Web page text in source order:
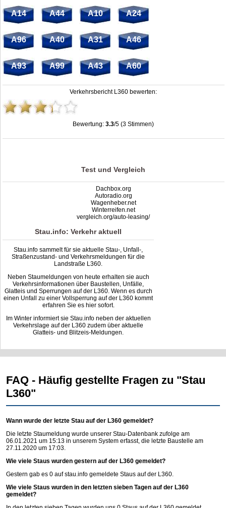
A14 A44 A10 A24
A96 A40 A31 A46
A93 A99 A43 A60
Verkehrsbericht L360 bewerten:
Bewertung:3.3/5 (3 Stimmen)
Stau L360: Unfälle, Sperrung & Baustellen | Staumelder L360 ,3.3out of5based
Test und Vergleich
Dachbox.org
Autoradio.org
Wagenheber.net
Winterreifen.net
vergleich.org/auto-leasing/
Stau.info: Verkehr aktuell
Stau.info sammelt für sie aktuelle Stau-, Unfall-,
Straßenzustand- und Verkehrsmeldungen für die
Landstraße L360.
Neben Staumeldungen von heute erhalten sie auch
Verkehrsinformationen über Baustellen, Unfälle,
Glatteis und Sperrungen auf der L360. Wenn es durch
einen Unfall zu einer Vollsperrung auf der L360 kommt
erfahren Sie es hier sofort.
Im Winter informiert sie Stau.info neben der aktuellen
Verkehrslage auf der L360 zudem über aktuelle
Glatteis- und Blitzeis-Meldungen.
FAQ - Häufig gestellte Fragen zu "Stau
L360"
Wann wurde der letzte Stau auf der L360 gemeldet?
Die letzte Staumeldung wurde unserer Stau-Datenbank zufolge am
06.01.2021 um 15:13 in unserem System erfasst, die letzte Baustelle am
27.11.2020 um 17:03.
Wie viele Staus wurden gestern auf der L360 gemeldet?
Gestern gab es 0 aufstau.info gemeldete Staus auf der L360.
Wie viele Staus wurden in den letzten sieben Tagen auf der L360
gemeldet?